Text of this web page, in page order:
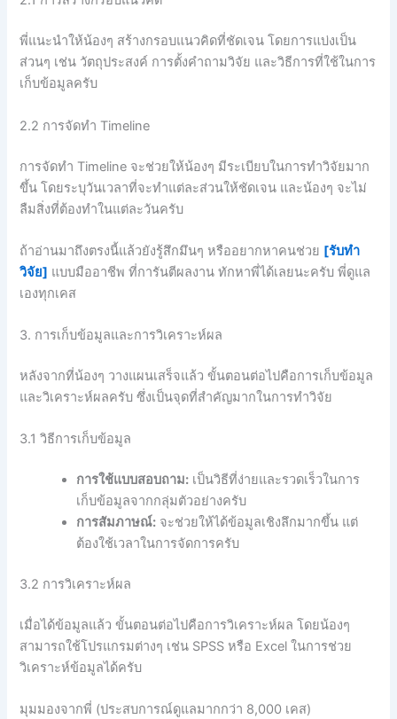
พี่แนะนำให้น้องๆ สร้างกรอบแนวคิดที่ชัดเจน โดยการแบ่งเป็น
ส่วนๆ เช่น วัตถุประสงค์ การตั้งคำถามวิจัย และวิธีการที่ใช้ในการ
เก็บข้อมูลครับ
2.2 การจัดทำ Timeline
การจัดทำ Timeline จะช่วยให้น้องๆ มีระเบียบในการทำวิจัยมาก
ขึ้น โดยระบุวันเวลาที่จะทำแต่ละส่วนให้ชัดเจน และน้องๆ จะไม่
ลืมสิ่งที่ต้องทำในแต่ละวันครับ
ถ้าอ่านมาถึงตรงนี้แล้วยังรู้สึกมึนๆ หรืออยากหาคนช่วย [รับทำ
วิจัย] แบบมืออาชีพ ที่การันตีผลงาน ทักหาพี่ได้เลยนะครับ พี่ดูแล
เองทุกเคส
3. การเก็บข้อมูลและการวิเคราะห์ผล
หลังจากที่น้องๆ วางแผนเสร็จแล้ว ขั้นตอนต่อไปคือการเก็บข้อมูล
และวิเคราะห์ผลครับ ซึ่งเป็นจุดที่สำคัญมากในการทำวิจัย
3.1 วิธีการเก็บข้อมูล
การใช้แบบสอบถาม: เป็นวิธีที่ง่ายและรวดเร็วในการ
เก็บข้อมูลจากกลุ่มตัวอย่างครับ
การสัมภาษณ์: จะช่วยให้ได้ข้อมูลเชิงลึกมากขึ้น แต่
ต้องใช้เวลาในการจัดการครับ
3.2 การวิเคราะห์ผล
เมื่อได้ข้อมูลแล้ว ขั้นตอนต่อไปคือการวิเคราะห์ผล โดยน้องๆ
สามารถใช้โปรแกรมต่างๆ เช่น SPSS หรือ Excel ในการช่วย
วิเคราะห์ข้อมูลได้ครับ
มุมมองจากพี่ (ประสบการณ์ดูแลมากกว่า 8,000 เคส)